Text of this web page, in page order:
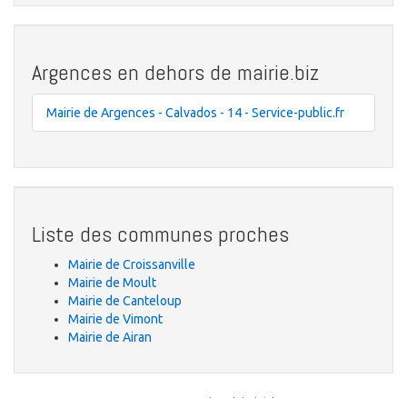
Argences en dehors de mairie.biz
Mairie de Argences - Calvados - 14 - Service-public.fr
Liste des communes proches
Mairie de Croissanville
Mairie de Moult
Mairie de Canteloup
Mairie de Vimont
Mairie de Airan